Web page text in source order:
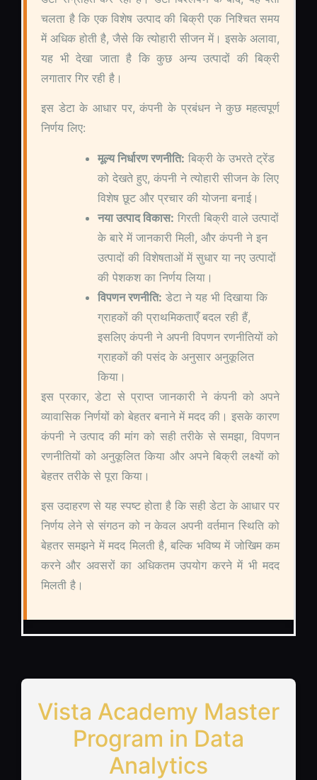
चलता है कि एक विशेष उत्पाद की बिक्री एक निश्चित समय
में अधिक होती है, जैसे कि त्योहारी सीजन में। इसके अलावा,
यह भी देखा जाता है कि कुछ अन्य उत्पादों की बिक्री
लगातार गिर रही है।
इस डेटा के आधार पर, कंपनी के प्रबंधन ने कुछ महत्वपूर्ण
निर्णय लिए:
मूल्य निर्धारण रणनीति: बिक्री के उभरते ट्रेंड
को देखते हुए, कंपनी ने त्योहारी सीजन के लिए
विशेष छूट और प्रचार की योजना बनाई।
नया उत्पाद विकास: गिरती बिक्री वाले उत्पादों
के बारे में जानकारी मिली, और कंपनी ने इन
उत्पादों की विशेषताओं में सुधार या नए उत्पादों
की पेशकश का निर्णय लिया।
विपणन रणनीति: डेटा ने यह भी दिखाया कि
ग्राहकों की प्राथमिकताएँ बदल रही हैं,
इसलिए कंपनी ने अपनी विपणन रणनीतियों को
ग्राहकों की पसंद के अनुसार अनुकूलित
किया।
इस प्रकार, डेटा से प्राप्त जानकारी ने कंपनी को अपने
व्यावासिक निर्णयों को बेहतर बनाने में मदद की। इसके कारण
कंपनी ने उत्पाद की मांग को सही तरीके से समझा, विपणन
रणनीतियों को अनुकूलित किया और अपने बिक्री लक्ष्यों को
बेहतर तरीके से पूरा किया।
इस उदाहरण से यह स्पष्ट होता है कि सही डेटा के आधार पर
निर्णय लेने से संगठन को न केवल अपनी वर्तमान स्थिति को
बेहतर समझने में मदद मिलती है, बल्कि भविष्य में जोखिम कम
करने और अवसरों का अधिकतम उपयोग करने में भी मदद
मिलती है।
Vista Academy Master
Program in Data
Analytics